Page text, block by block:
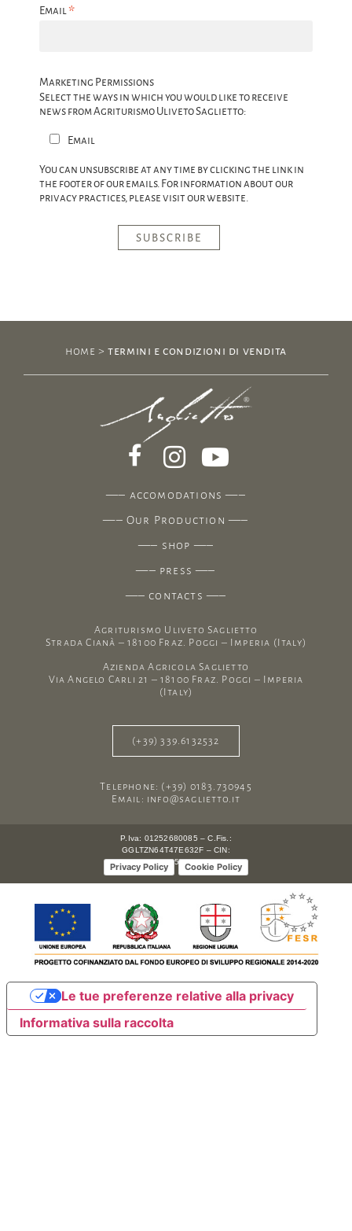
Email*
Marketing Permissions
Select the ways in which you would like to receive
news from Agriturismo Uliveto Saglietto:
Email
You can unsubscribe at any time by clicking the link in
the footer of our emails. For information about our
privacy practices, please visit our website.
home >termini e condizioni di vendita
Agriturismo Uliveto Saglietto
Strada Cianà – 18100 Fraz. Poggi – Imperia (Italy)
Azienda Agricola Saglietto
Via Angelo Carli 21 – 18100 Fraz. Poggi – Imperia
(Italy)
(+39) 339.6132532
Telephone: (+39) 0183.730945
Email: info@saglietto.it
—– accomodations —–
—–Our Production —–
—– shop —–
—– press —–
—– contacts —–
P.Iva: 01252680085 – C.Fis.:
GGLTZN64T47E632F – CIN:
IT008031B5T76TA7RP
Privacy Policy Cookie Policy
Informativa sulla raccolta
Le tue preferenze relative alla privacy